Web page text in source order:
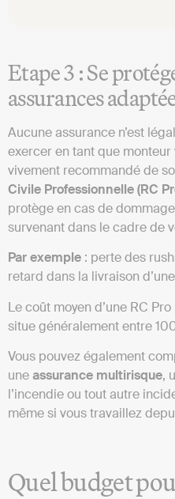
Etape 3 : Se
assurances
Aucune assurance n’est
exercer en tant que
vivement recommandé de
Civile Professionnelle (RC
protège en cas de
survenant dans le cadre de
Par exemple : perte des
retard dans la livraison
Le coût moyen d’une RC
situe généralement entre
Vous pouvez également
uneassurance multirisque,
l’incendie ou tout autre
même si vous travaillez
Quel budget